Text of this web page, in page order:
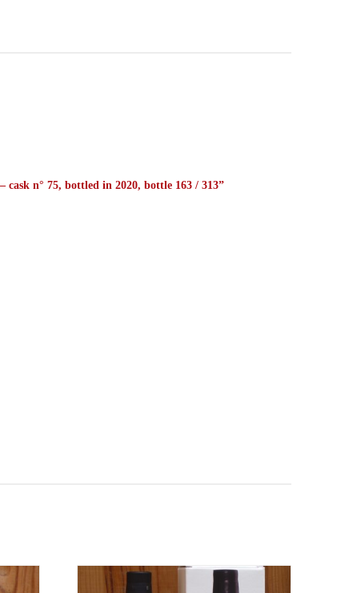
cask n° 75, bottled in 2020, bottle 163 / 313”